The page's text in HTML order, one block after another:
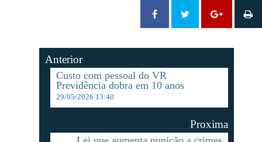
Anterior
Custo com pessoal do VR
Previdência dobra em 10 anos
29/05/2026 13:40
Proxima